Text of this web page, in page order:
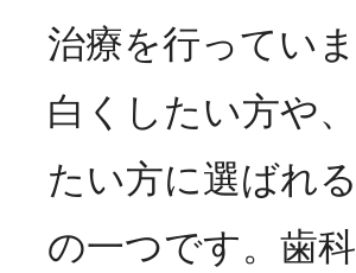
治療を行ってい
白くしたい方や
たい方に選ばれ
の一つです。歯